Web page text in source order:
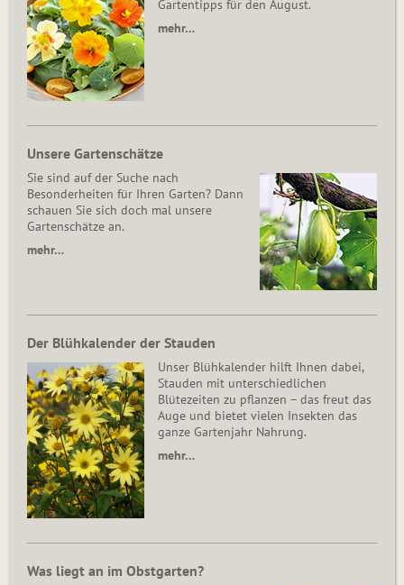
Gartentipps für den August.
mehr…
Unsere Gartenschätze
Sie sind auf der Suche nach
Besonderheiten für Ihren Garten? Dann
schauen Sie sich doch mal unsere
Gartenschätze an.
mehr…
Der Blühkalender der Stauden
Unser Blühkalender hilft Ihnen dabei,
Stauden mit unterschiedlichen
Blütezeiten zu pflanzen – das freut das
Auge und bietet vielen Insekten das
ganze Gartenjahr Nahrung.
mehr…
Was liegt an im Obstgarten?